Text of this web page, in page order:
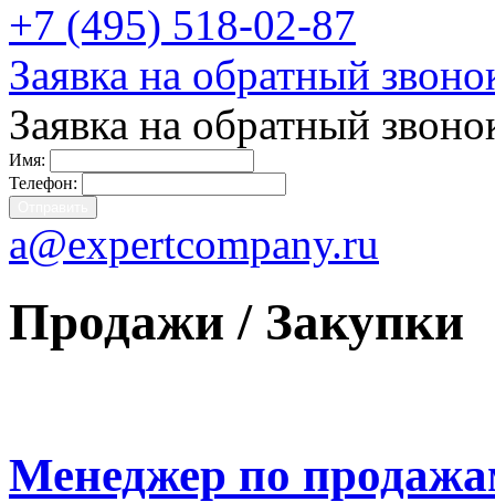
+7 (495) 518-02-87
Заявка на обратный
Заявка на обратный
Имя:
Телефон:
a@expertcompany.ru
Продажи / Закупки
Менеджер по